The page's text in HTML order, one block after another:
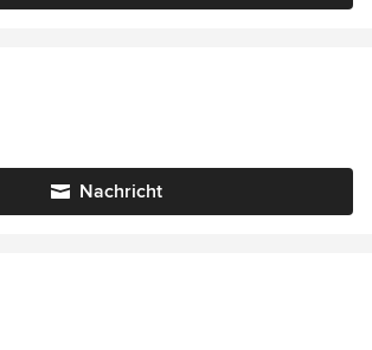
Nachricht